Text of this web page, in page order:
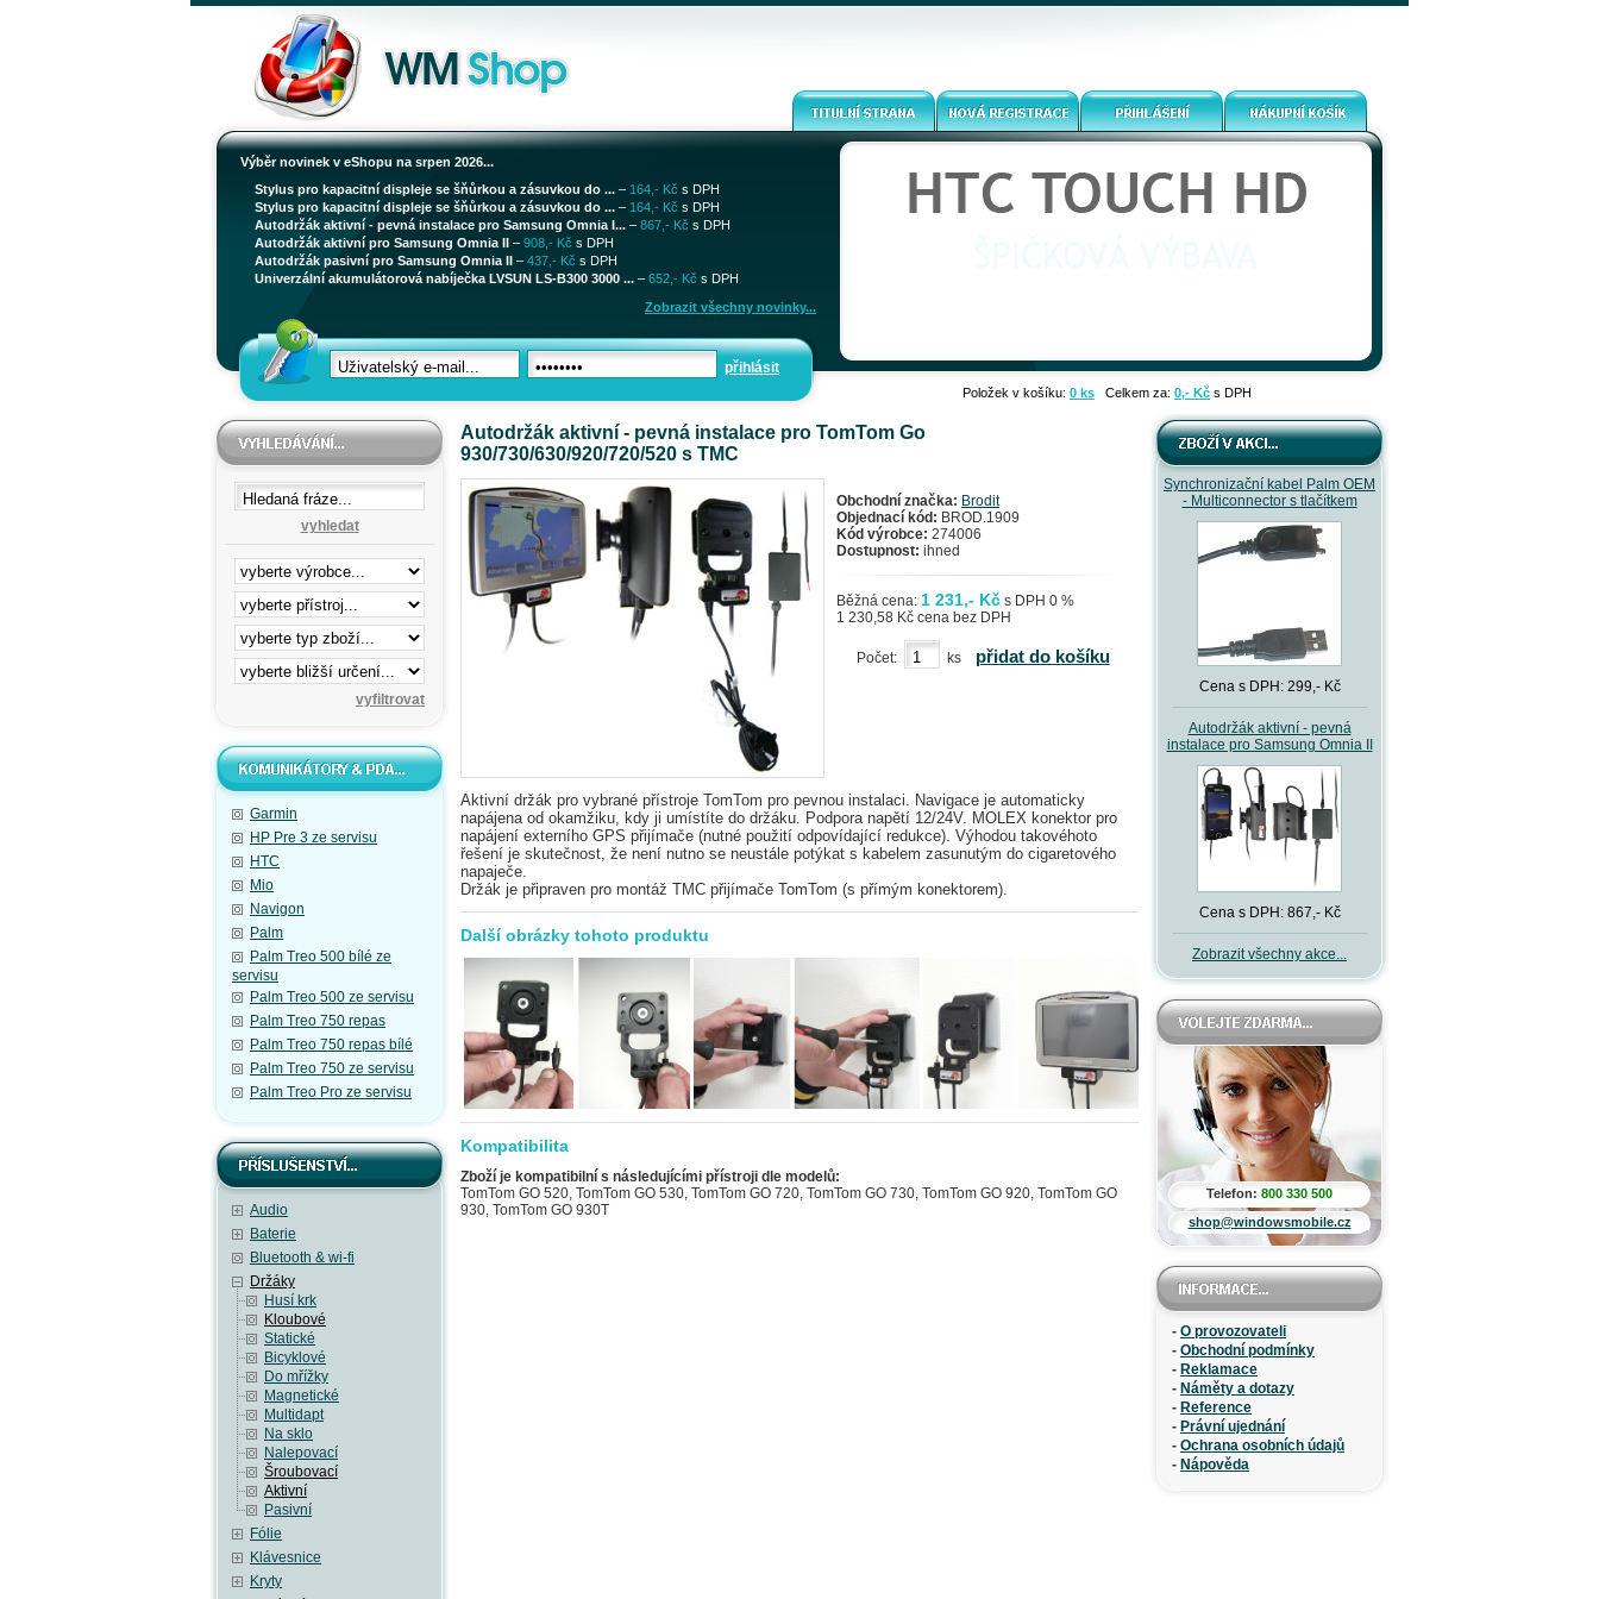
Výběr novinek v eShopu na srpen 2026...
Stylus pro kapacitní displeje se šňůrkou a zásuvkou do ... – 164,- Kč s DPH
Stylus pro kapacitní displeje se šňůrkou a zásuvkou do ... – 164,- Kč s DPH
Autodržák aktivní - pevná instalace pro Samsung Omnia I... – 867,- Kč s DPH
Autodržák aktivní pro Samsung Omnia II – 908,- Kč s DPH
Autodržák pasivní pro Samsung Omnia II – 437,- Kč s DPH
Univerzální akumulátorová nabíječka LVSUN LS-B300 3000 ... – 652,- Kč s DPH
Zobrazit všechny novinky...
přihlásit
Položek v košíku: 0 ks Celkem za: 0,- Kč s DPH
vyhledat
Garmin
HP Pre 3 ze servisu
HTC
Mio
Navigon
Palm
Palm Treo 500 bílé ze
servisu
Palm Treo 500 ze servisu
Palm Treo 750 repas
Palm Treo 750 repas bílé
Palm Treo 750 ze servisu
Palm Treo Pro ze servisu
Audio
Baterie
Bluetooth & wi-fi
Držáky
Husí krk
Kloubové
Statické
Bicyklové
Do mřížky
Magnetické
Multidapt
Na sklo
Nalepovací
Šroubovací
Aktivní
Pasivní
Fólie
Klávesnice
Kryty
Synchronizační kabel Palm OEM
- Multiconnector s tlačítkem
Cena s DPH: 299,- Kč
Autodržák aktivní - pevná
instalace pro Samsung Omnia II
Cena s DPH: 867,- Kč
Zobrazit všechny akce...
Telefon: 800 330 500
shop@windowsmobile.cz
- O provozovateli
- Obchodní podmínky
- Reklamace
- Náměty a dotazy
- Reference
- Právní ujednání
- Ochrana osobních údajů
- Nápověda
Autodržák aktivní - pevná instalace pro TomTom Go
930/730/630/920/720/520 s TMC
Obchodní značka: Brodit
Objednací kód: BROD.1909
Kód výrobce: 274006
Dostupnost: ihned
Běžná cena: 1 231,- Kč s DPH 0 %
1 230,58 Kč cena bez DPH
Počet: ks přidat do košíku
Aktivní držák pro vybrané přístroje TomTom pro pevnou instalaci. Navigace je automaticky
napájena od okamžiku, kdy ji umístíte do držáku. Podpora napětí 12/24V. MOLEX konektor pro
napájení externího GPS přijímače (nutné použití odpovídající redukce). Výhodou takovéhoto
řešení je skutečnost, že není nutno se neustále potýkat s kabelem zasunutým do cigaretového
napaječe.
Držák je připraven pro montáž TMC přijímače TomTom (s přímým konektorem).
Další obrázky tohoto produktu
Kompatibilita
Zboží je kompatibilní s následujícími přístroji dle modelů:
TomTom GO 520, TomTom GO 530, TomTom GO 720, TomTom GO 730, TomTom GO 920, TomTom GO
930, TomTom GO 930T